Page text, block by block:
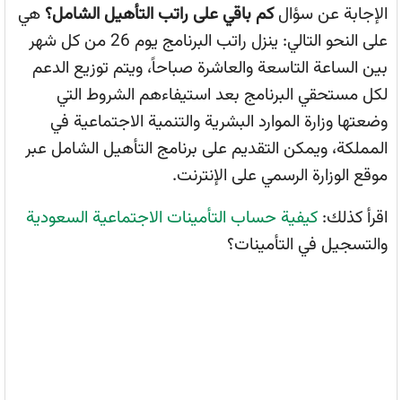
الإجابة عن سؤالكم باقي على راتب التأهيل الشامل؟ هي
على النحو التالي: ينزل راتب البرنامج يوم 26 من كل شهر
بين الساعة التاسعة والعاشرة صباحاً، ويتم توزيع الدعم
لكل مستحقي البرنامج بعد استيفاءهم الشروط التي
وضعتها وزارة الموارد البشرية والتنمية الاجتماعية في
المملكة، ويمكن التقديم على برنامج التأهيل الشامل عبر
موقع الوزارة الرسمي على الإنترنت.
اقرأ كذلك: كيفية حساب التأمينات الاجتماعية السعودية
والتسجيل في التأمينات؟